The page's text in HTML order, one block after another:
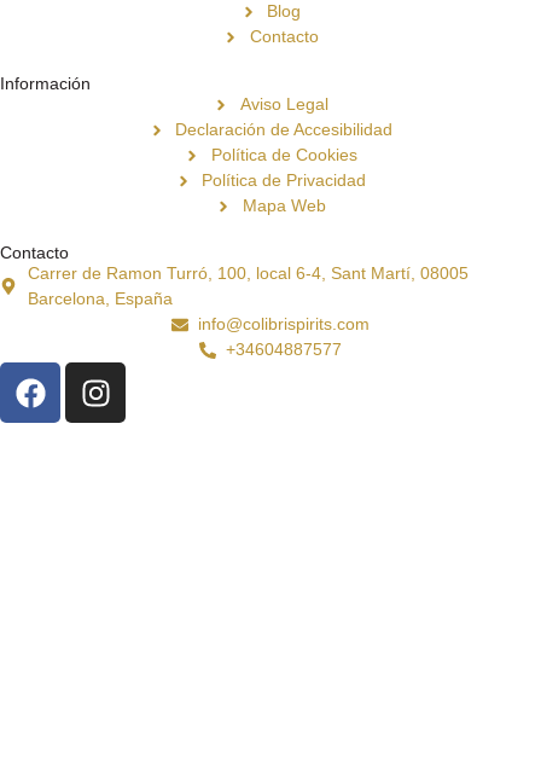
Blog
Contacto
Información
Aviso Legal
Declaración de Accesibilidad
Política de Cookies
Política de Privacidad
Mapa Web
Contacto
Carrer de Ramon Turró, 100, local 6-4, Sant Martí, 08005
Barcelona, España
info@colibrispirits.com
+34604887577